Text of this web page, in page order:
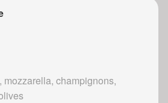
mozzarella, champignons,